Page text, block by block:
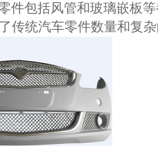
件包括风管和玻璃嵌板等
传统汽车零件数量和复杂